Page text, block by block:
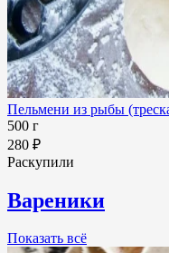
Пельмени из рыбы
500 г
280 ₽
Раскупили
Вареники
Показать всё